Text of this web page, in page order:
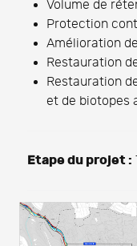
Volume de
Protection
Amélioration
Restauration
Restauration
et de biotopes
Etape du projet :